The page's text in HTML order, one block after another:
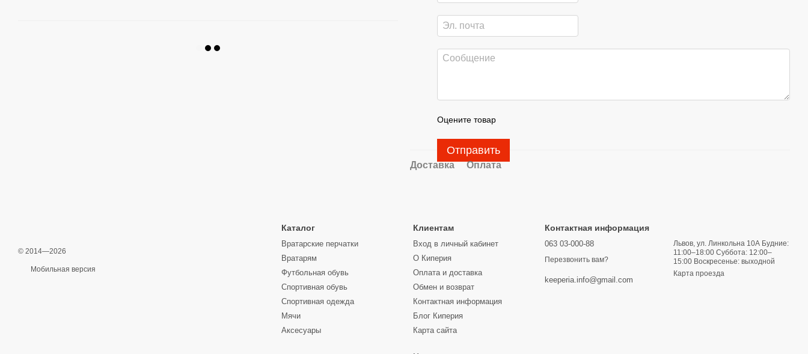
Оцените товар
Отправить
Доставка Оплата
© 2014—2026
Мобильная версия
Каталог
Вратарские перчатки
Вратарям
Футбольная обувь
Спортивная обувь
Спортивная одежда
Мячи
Аксесуары
Клиентам
Вход в личный кабинет
О Киперия
Оплата и доставка
Обмен и возврат
Контактная информация
Блог Киперия
Карта сайта
Контактная информация
063 03-000-88
Перезвонить вам?
keeperia.info@gmail.com
Львов, ул. Линкольна 10А Будние:
11:00–18:00 Суббота: 12:00–
15:00 Воскресенье: выходной
Карта проезда